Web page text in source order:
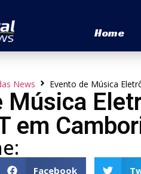
Home
News Evento de Música
Música
em
Facebook